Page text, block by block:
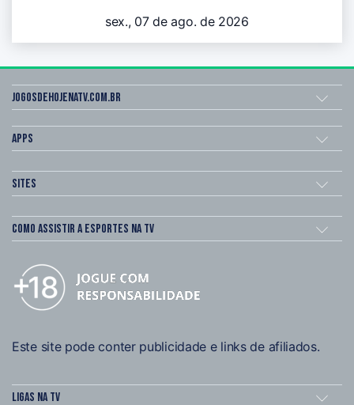
sex., 07 de ago. de 2026
Jogosdehojenatv.com.br
Apps
Sites
Como assistir a esportes na TV
Este site pode conter publicidade e links de afiliados.
Ligas na TV